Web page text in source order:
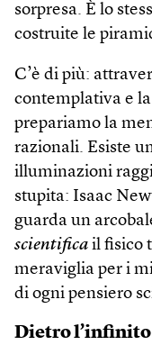
sorpresa. È lo
costruite le
C’è di più:
contemplativa e
prepariamo la
razionali. Esiste
illuminazioni
stupita: Isaac
guarda un
scientifica il fisico
meraviglia per i
di ogni pensiero
Dietro l’infinito